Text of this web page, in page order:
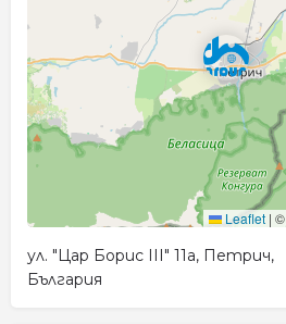
Leaflet | ©
ул. "Цар Борис III" 11а, Петрич,
България